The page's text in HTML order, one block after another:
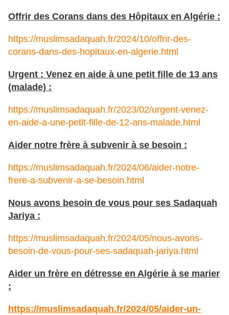
Offrir des Corans dans des Hôpitaux en Algérie :
https://muslimsadaquah.fr/2024/10/offrir-des-
corans-dans-des-hopitaux-en-algerie.html
Urgent : Venez en aide à une petit fille de 13 ans
(malade) :
https://muslimsadaquah.fr/2023/02/urgent-venez-
en-aide-a-une-petit-fille-de-12-ans-malade.html
Aider notre frère à subvenir à se besoin :
https://muslimsadaquah.fr/2024/06/aider-notre-
frere-a-subvenir-a-se-besoin.html
Nous avons besoin de vous pour ses Sadaquah
Jariya :
https://muslimsadaquah.fr/2024/05/nous-avons-
besoin-de-vous-pour-ses-sadaquah-jariya.html
Aider un frère en détresse en Algérie à se marier
:
https://muslimsadaquah.fr/2024/05/aider-un-